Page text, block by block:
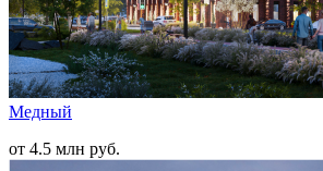
Медный
от 4.5 млн руб.